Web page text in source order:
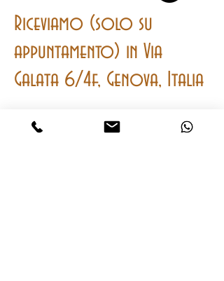
Riceviamo (solo su
appuntamento) in Via
Galata 6/4f, Genova, Italia
contatti